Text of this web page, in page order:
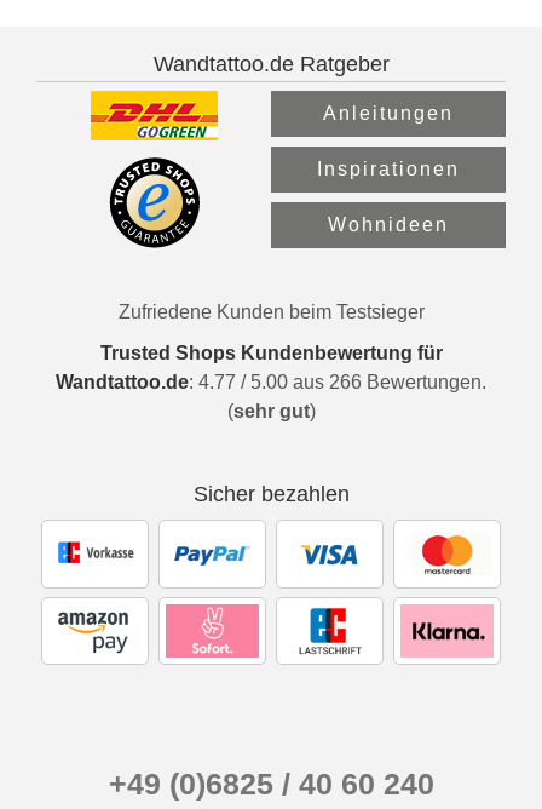
Wandtattoo.de Ratgeber
Anleitungen
Inspirationen
Wohnideen
Zufriedene Kunden beim Testsieger
Trusted Shops Kundenbewertung für
Wandtattoo.de: 4.77 / 5.00 aus 266 Bewertungen.
(sehr gut)
Sicher bezahlen
+49 (0)6825 / 40 60 240